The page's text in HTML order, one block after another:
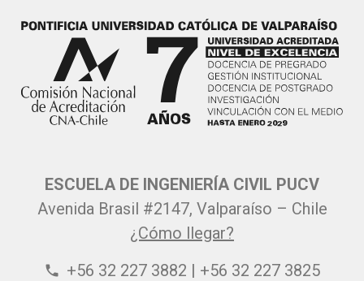
ESCUELA DE INGENIERÍA CIVIL PUCV
Avenida Brasil #2147, Valparaíso – Chile
¿Cómo llegar?
phone +56 32 227 3882 | +56 32 227 3825